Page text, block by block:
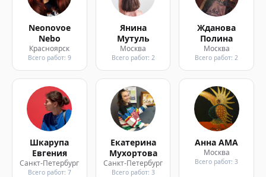
Neonovoe
Nebo
Красноярск
Всего работ: 9
Янина
Мутуль
Москва
Всего работ: 2
Жданова
Полина
Москва
Всего работ: 2
Шкарупа
Евгения
Санкт-Петербург
Всего работ: 7
Екатерина
Мухортова
Санкт-Петербург
Всего работ: 3
Анна АМА
Москва
Всего работ: 3